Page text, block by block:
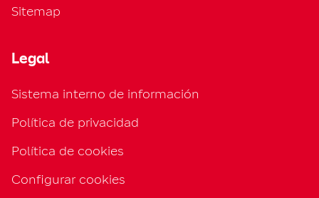
Sitemap
Legal
Sistema interno de información
Política de privacidad
Política de cookies
Configurar cookies